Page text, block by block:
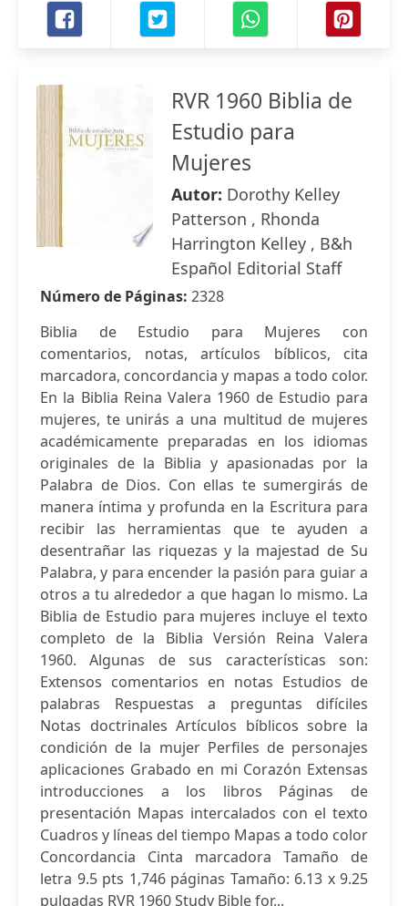
RVR 1960 Biblia de
Estudio para
Mujeres
Autor: Dorothy Kelley
Patterson , Rhonda
Harrington Kelley , B&h
Español Editorial Staff
Número de Páginas: 2328
Biblia de Estudio para Mujeres con
comentarios, notas, artículos bíblicos, cita
marcadora, concordancia y mapas a todo color.
En la Biblia Reina Valera 1960 de Estudio para
mujeres, te unirás a una multitud de mujeres
académicamente preparadas en los idiomas
originales de la Biblia y apasionadas por la
Palabra de Dios. Con ellas te sumergirás de
manera íntima y profunda en la Escritura para
recibir las herramientas que te ayuden a
desentrañar las riquezas y la majestad de Su
Palabra, y para encender la pasión para guiar a
otros a tu alrededor a que hagan lo mismo. La
Biblia de Estudio para mujeres incluye el texto
completo de la Biblia Versión Reina Valera
1960. Algunas de sus características son:
Extensos comentarios en notas Estudios de
palabras Respuestas a preguntas difíciles
Notas doctrinales Artículos bíblicos sobre la
condición de la mujer Perfiles de personajes
aplicaciones Grabado en mi Corazón Extensas
introducciones a los libros Páginas de
presentación Mapas intercalados con el texto
Cuadros y líneas del tiempo Mapas a todo color
Concordancia Cinta marcadora Tamaño de
letra 9.5 pts 1,746 páginas Tamaño: 6.13 x 9.25
pulgadas RVR 1960 Study Bible for...